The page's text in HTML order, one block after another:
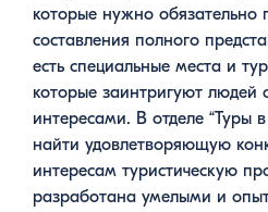
которые нужно обязательно
составления полного
есть специальные места и
которые заинтригуют людей
интересами. В отделе “Туры
найти удовлетворяющую
интересам туристическую
разработана умелыми и